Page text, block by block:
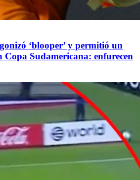
‘blooper’ y permitió un
Copa Sudamericana: enfurecen